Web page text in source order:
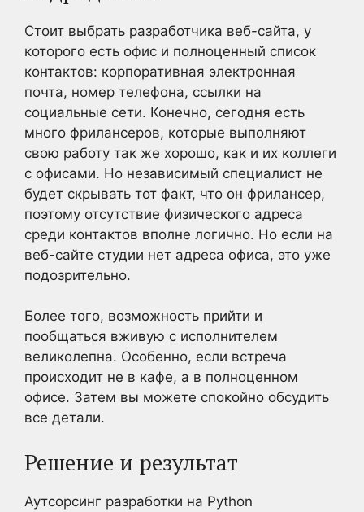
Стоит выбрать разработчика веб-сайта, у
которого есть офис и полноценный список
контактов: корпоративная электронная
почта, номер телефона, ссылки на
социальные сети. Конечно, сегодня есть
много фрилансеров, которые выполняют
свою работу так же хорошо, как и их коллеги
с офисами. Но независимый специалист не
будет скрывать тот факт, что он фрилансер,
поэтому отсутствие физического адреса
среди контактов вполне логично. Но если на
веб-сайте студии нет адреса офиса, это уже
подозрительно.
Более того, возможность прийти и
пообщаться вживую с исполнителем
великолепна. Особенно, если встреча
происходит не в кафе, а в полноценном
офисе. Затем вы можете спокойно обсудить
все детали.
Решение и результат
Аутсорсинг разработки на Python